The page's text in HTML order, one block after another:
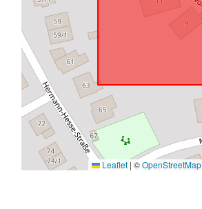
Leaflet | ©OpenStreetMap